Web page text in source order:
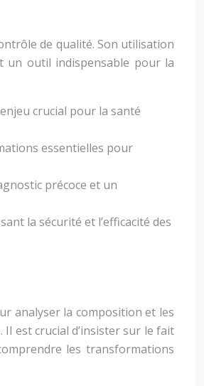
de qualité. Son utilisation
un outil indispensable pour la
crucial pour la santé
essentielles pour
précoce et un
la sécurité et l’efficacité des
analyser la composition et les
est crucial d’insister sur le fait
les transformations